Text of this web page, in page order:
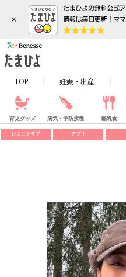
×
TOP 妊娠・出産
育児グッズ 病気・予防接種 離乳食
ひよこクラブ アプリ